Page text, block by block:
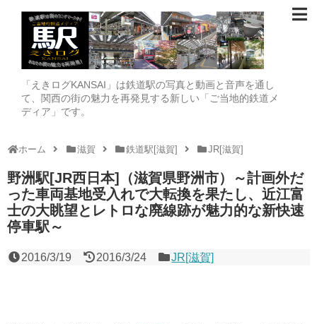
「えきログKANSAI」は鉄道駅の写真と動画と音声を通し
て、関西の街の魅力を再発見する新しい「ご当地的鉄道メ
ディア」です。
ホーム 滋賀 鉄道駅[滋賀] JR[滋賀]
野洲駅[JR西日本]（滋賀県野洲市）～計画外だ
った車両基地受入れで大転換を果たし、近江富
士の大眺望とレトロな廃線跡が魅力的な新快速
停車駅～
2016/3/19 2016/3/24 JR[滋賀]